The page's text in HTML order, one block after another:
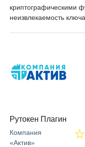
криптографическими
неизвлекаемость
Рутокен Плагин
Компания
«Актив»